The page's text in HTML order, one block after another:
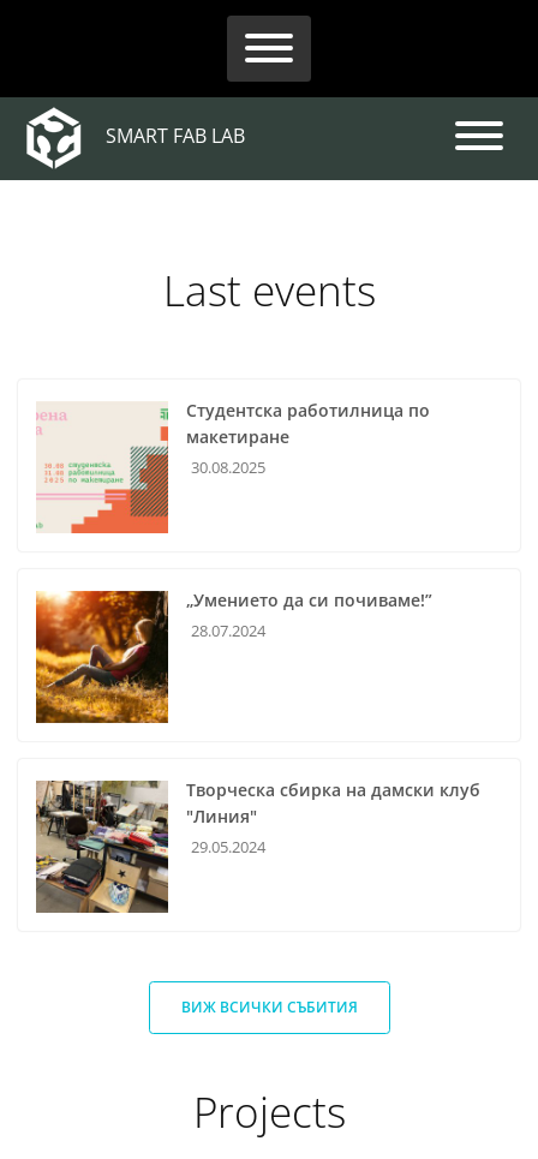
SMART FAB LAB
Last events
Студентска работилница по
макетиране
30.08.2025
„Умението да си почиваме!”
28.07.2024
Творческа сбирка на дамски клуб
"Линия"
29.05.2024
ВИЖ ВСИЧКИ СЪБИТИЯ
Projects